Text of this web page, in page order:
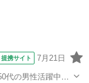
提携サイト 7月21日
代の男性活躍中★